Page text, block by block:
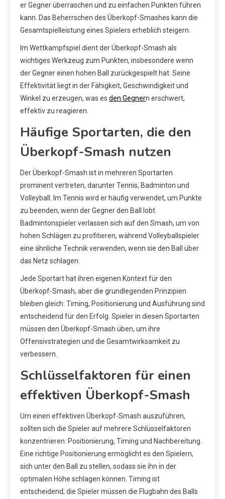
er Gegner überraschen und zu einfachen Punkten führen
kann. Das Beherrschen des Überkopf-Smashes kann die
Gesamtspielleistung eines Spielers erheblich steigern.
Im Wettkampfspiel dient der Überkopf-Smash als
wichtiges Werkzeug zum Punkten, insbesondere wenn
der Gegner einen hohen Ball zurückgespielt hat. Seine
Effektivität liegt in der Fähigkeit, Geschwindigkeit und
Winkel zu erzeugen, was es den Gegnern erschwert,
effektiv zu reagieren.
Häufige Sportarten, die den
Überkopf-Smash nutzen
Der Überkopf-Smash ist in mehreren Sportarten
prominent vertreten, darunter Tennis, Badminton und
Volleyball. Im Tennis wird er häufig verwendet, um Punkte
zu beenden, wenn der Gegner den Ball lobt.
Badmintonspieler verlassen sich auf den Smash, um von
hohen Schlägen zu profitieren, während Volleyballspieler
eine ähnliche Technik verwenden, wenn sie den Ball über
das Netz schlagen.
Jede Sportart hat ihren eigenen Kontext für den
Überkopf-Smash, aber die grundlegenden Prinzipien
bleiben gleich: Timing, Positionierung und Ausführung sind
entscheidend für den Erfolg. Spieler in diesen Sportarten
müssen den Überkopf-Smash üben, um ihre
Offensivstrategien und die Gesamtwirksamkeit zu
verbessern.
Schlüsselfaktoren für einen
effektiven Überkopf-Smash
Um einen effektiven Überkopf-Smash auszuführen,
sollten sich die Spieler auf mehrere Schlüsselfaktoren
konzentrieren: Positionierung, Timing und Nachbereitung.
Eine richtige Positionierung ermöglicht es den Spielern,
sich unter den Ball zu stellen, sodass sie ihn in der
optimalen Höhe schlagen können. Timing ist
entscheidend; die Spieler müssen die Flugbahn des Balls